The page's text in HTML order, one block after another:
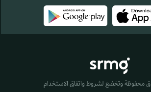
محفوظة وتخضع لشروط واتفاق الاستخدام